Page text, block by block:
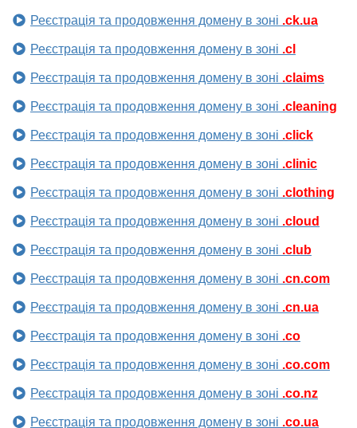
Реєстрація та продовження домену в зоні .ck.ua
Реєстрація та продовження домену в зоні .cl
Реєстрація та продовження домену в зоні .claims
Реєстрація та продовження домену в зоні .cleaning
Реєстрація та продовження домену в зоні .click
Реєстрація та продовження домену в зоні .clinic
Реєстрація та продовження домену в зоні .clothing
Реєстрація та продовження домену в зоні .cloud
Реєстрація та продовження домену в зоні .club
Реєстрація та продовження домену в зоні .cn.com
Реєстрація та продовження домену в зоні .cn.ua
Реєстрація та продовження домену в зоні .co
Реєстрація та продовження домену в зоні .co.com
Реєстрація та продовження домену в зоні .co.nz
Реєстрація та продовження домену в зоні .co.ua